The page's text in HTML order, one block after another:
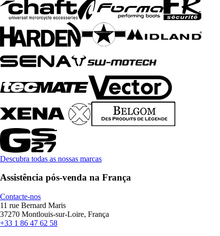
Descubra todas as nossas marcas
Assistência pós-venda na França
Contacte-nos
11 rue Bernard Maris
37270 Montlouis-sur-Loire, França
+33 1 86 47 62 58